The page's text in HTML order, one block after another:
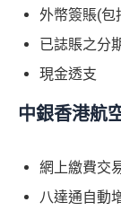
外幣簽賬(包
已誌賬之分
現金透支
中銀香港航
網上繳費交
八達通自動